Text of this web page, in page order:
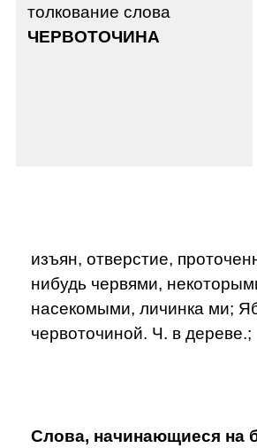
толкование слова
ЧЕРВОТОЧИНА
изъян, отверстие,
нибудь червями,
насекомыми, личинка ми;
червоточиной. Ч. в дереве.;
Слова, начинающиеся на